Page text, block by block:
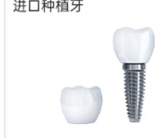
口腔医院矫牙收费价钱表参考
快捷服务